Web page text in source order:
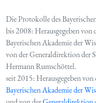
Die Protokolle des
bis 2008: Herausgegeben
Bayerischen Akademie der
von der Generaldirektion der
Hermann Rumschöttel.
seit 2015: Herausgegeben von
Bayerischen Akademie der